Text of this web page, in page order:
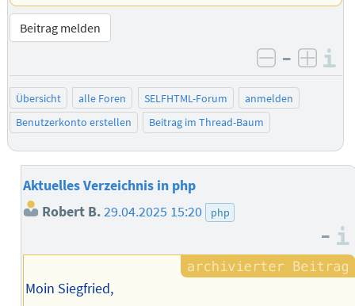
Beitrag melden
negativ
–
Übersicht alle Foren SELFHTML-Forum
anmelden
Benutzerkonto erstellen
Beitrag im Thread-Baum
Aktuelles Verzeichnis in php
Robert B.29.04.2025 15:20 php
–
Moin Siegfried,